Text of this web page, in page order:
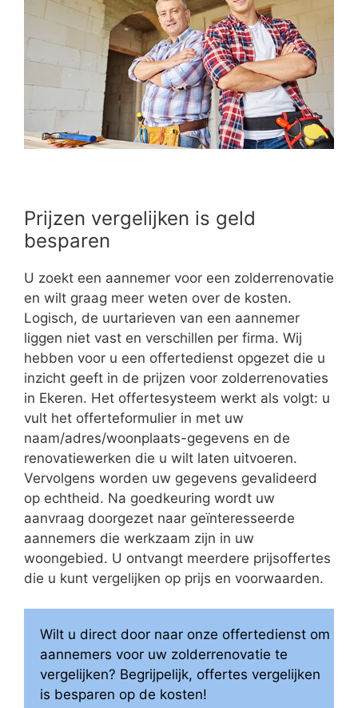
Prijzen vergelijken is geld
besparen
U zoekt een aannemer voor een zolderrenovatie
en wilt graag meer weten over de kosten.
Logisch, de uurtarieven van een aannemer
liggen niet vast en verschillen per firma. Wij
hebben voor u een offertedienst opgezet die u
inzicht geeft in de prijzen voor zolderrenovaties
in Ekeren. Het offertesysteem werkt als volgt: u
vult het offerteformulier in met uw
naam/adres/woonplaats-gegevens en de
renovatiewerken die u wilt laten uitvoeren.
Vervolgens worden uw gegevens gevalideerd
op echtheid. Na goedkeuring wordt uw
aanvraag doorgezet naar geïnteresseerde
aannemers die werkzaam zijn in uw
woongebied. U ontvangt meerdere prijsoffertes
die u kunt vergelijken op prijs en voorwaarden.
Wilt u direct door naar onze offertedienst om
aannemers voor uw zolderrenovatie te
vergelijken? Begrijpelijk, offertes vergelijken
is besparen op de kosten!